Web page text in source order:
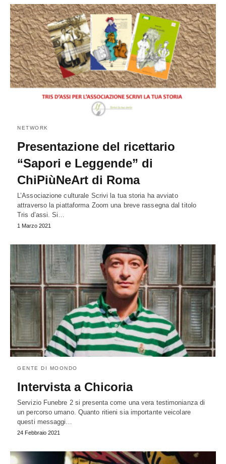
NETWORK
Presentazione del ricettario
“Sapori e Leggende” di
ChiPiùNeArt di Roma
L’Associazione culturale Scrivi la tua storia ha avviato
attraverso la piattaforma Zoom una breve rassegna dal titolo
Tris d’assi. Si…
1 Marzo 2021
GENTE DI MOONDO
Intervista a Chicoria
Servizio Funebre 2 si presenta come una vera testimonianza di
un percorso umano. Quanto ritieni sia importante veicolare
questi messaggi…
24 Febbraio 2021